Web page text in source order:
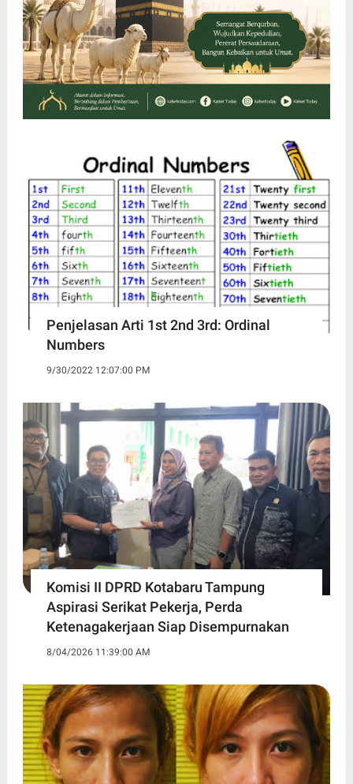
Penjelasan Arti 1st 2nd 3rd: Ordinal
Numbers
9/30/2022 12:07:00 PM
Komisi II DPRD Kotabaru Tampung
Aspirasi Serikat Pekerja, Perda
Ketenagakerjaan Siap Disempurnakan
8/04/2026 11:39:00 AM